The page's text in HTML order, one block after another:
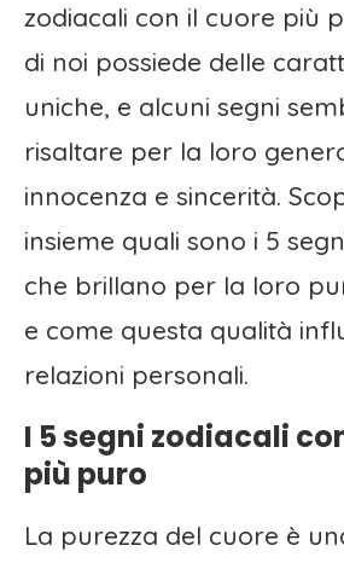
zodiacali con il cuore più
di noi possiede delle
uniche, e alcuni segni
risaltare per la loro
innocenza e sincerità.
insieme quali sono i 5
che brillano per la loro
e come questa qualità
relazioni personali.
I 5 segni zodiacali
più puro
La purezza del cuore è